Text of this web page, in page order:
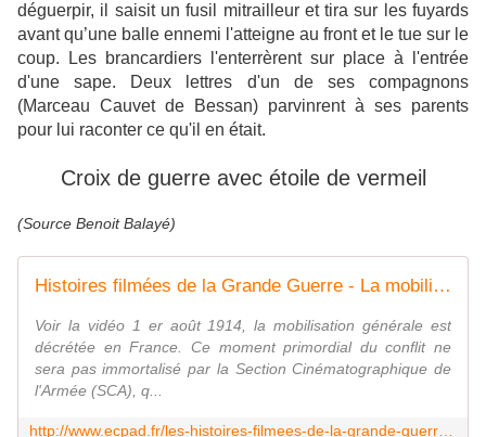
déguerpir, il saisit un fusil mitrailleur et tira sur les fuyards
avant qu’une balle ennemi l'atteigne au front et le tue sur le
coup. Les brancardiers l'enterrèrent sur place à l'entrée
d'une sape. Deux lettres d'un de ses compagnons
(Marceau Cauvet de Bessan) parvinrent à ses parents
pour lui raconter ce qu'il en était.
Croix de guerre avec étoile de vermeil
(Source Benoit Balayé)
Histoires filmées de la Grande Guerre - La mobilisation - ECPAD
Voir la vidéo 1 er août 1914, la mobilisation générale est
décrétée en France. Ce moment primordial du conflit ne
sera pas immortalisé par la Section Cinématographique de
l'Armée (SCA), q...